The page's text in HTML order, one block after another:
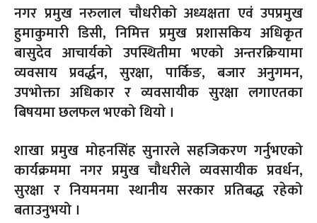
नगर प्रमुख नरुलाल चौधरीको अध्यक्षता एवं उपप्रमुख
हुमाकुमारी डिसी, निमित्त प्रमुख प्रशासकिय अधिकृत
बासुदेव आचार्यको उपस्थितीमा भएको अन्तरक्रियामा
व्यवसाय प्रवर्द्धन, सुरक्षा, पार्किङ, बजार अनुगमन,
उपभोक्ता अधिकार र व्यवसायीक सुरक्षा लगाएतका
बिषयमा छलफल भएको थियाे ।
शाखा प्रमुख मोहनसिंह सुनारले सहजिकरण गर्नुभएको
कार्यक्रममा नगर प्रमुख चौधरीले व्यवसायीक प्रवर्धन,
सुरक्षा र नियमनमा स्थानीय सरकार प्रतिबद्ध रहेको
बताउनुभयो ।